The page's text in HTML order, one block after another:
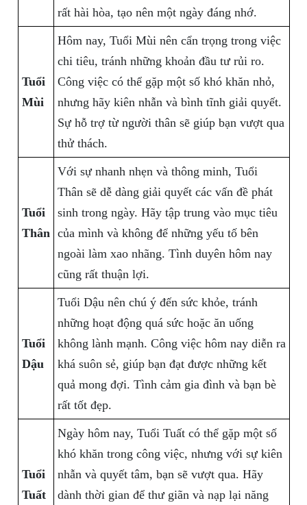
rất hài hòa, tạo nên một ngày đáng nhớ.
Tuổi
Mùi
Hôm nay, Tuổi Mùi nên cẩn trọng trong việc
chi tiêu, tránh những khoản đầu tư rủi ro.
Công việc có thể gặp một số khó khăn nhỏ,
nhưng hãy kiên nhẫn và bình tĩnh giải quyết.
Sự hỗ trợ từ người thân sẽ giúp bạn vượt qua
thử thách.
Tuổi
Thân
Với sự nhanh nhẹn và thông minh, Tuổi
Thân sẽ dễ dàng giải quyết các vấn đề phát
sinh trong ngày. Hãy tập trung vào mục tiêu
của mình và không để những yếu tố bên
ngoài làm xao nhãng. Tình duyên hôm nay
cũng rất thuận lợi.
Tuổi
Dậu
Tuổi Dậu nên chú ý đến sức khỏe, tránh
những hoạt động quá sức hoặc ăn uống
không lành mạnh. Công việc hôm nay diễn ra
khá suôn sẻ, giúp bạn đạt được những kết
quả mong đợi. Tình cảm gia đình và bạn bè
rất tốt đẹp.
Tuổi
Tuất
Ngày hôm nay, Tuổi Tuất có thể gặp một số
khó khăn trong công việc, nhưng với sự kiên
nhẫn và quyết tâm, bạn sẽ vượt qua. Hãy
dành thời gian để thư giãn và nạp lại năng